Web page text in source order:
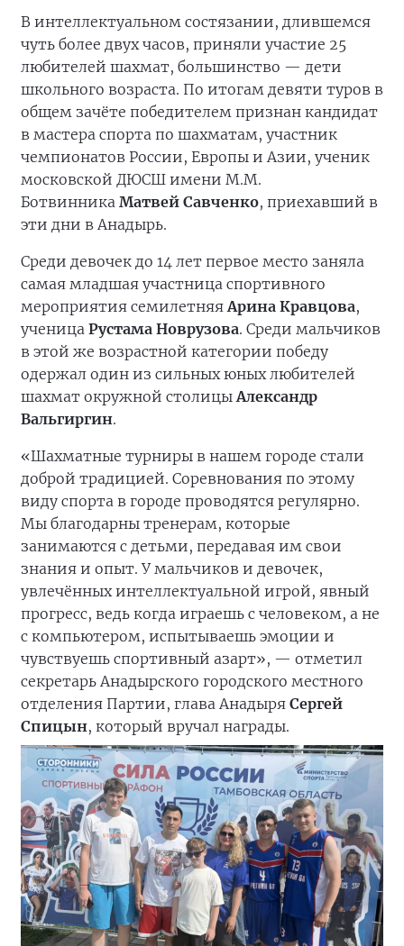
В интеллектуальном состязании, длившемся
чуть более двух часов, приняли участие 25
любителей шахмат, большинство — дети
школьного возраста. По итогам девяти туров в
общем зачёте победителем признан кандидат
в мастера спорта по шахматам, участник
чемпионатов России, Европы и Азии, ученик
московской ДЮСШ имени М.М.
Ботвинника Матвей Савченко, приехавший в
эти дни в Анадырь.
Среди девочек до 14 лет первое место заняла
самая младшая участница спортивного
мероприятия семилетняяАрина Кравцова,
ученица Рустама Новрузова. Среди мальчиков
в этой же возрастной категории победу
одержал один из сильных юных любителей
шахмат окружной столицыАлександр
Вальгиргин.
«Шахматные турниры в нашем городе стали
доброй традицией. Соревнования по этому
виду спорта в городе проводятся регулярно.
Мы благодарны тренерам, которые
занимаются с детьми, передавая им свои
знания и опыт. У мальчиков и девочек,
увлечённых интеллектуальной игрой, явный
прогресс, ведь когда играешь с человеком, а не
с компьютером, испытываешь эмоции и
чувствуешь спортивный азарт», — отметил
секретарь Анадырского городского местного
отделения Партии, глава Анадыря Сергей
Спицын, который вручал награды.